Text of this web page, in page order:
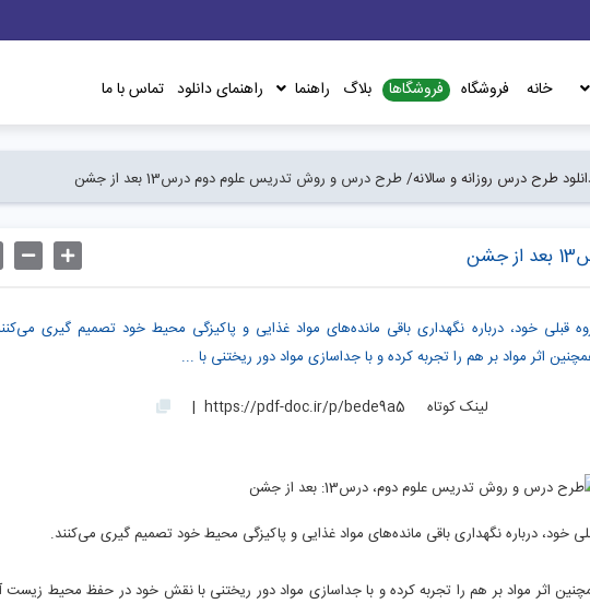
خانه فروشگاه فروشگاها بلاگ راهنما راهنمای دانلود تماس با ما
طرح درس روزانه و سالانه/طرح درس و روش تدریس علوم دوم درس13 بعد از جشن
خود، درباره نگهداری باقی مانده‌های مواد غذایی و پاکیزگی محیط خود تصمیم گیری
اثر مواد بر هم را تجربه کرده و با جداسازی مواد دور ریختنی با ...
لینک کوتاه |
خود، درباره نگهداری باقی مانده‌های مواد غذایی و پاکیزگی محیط خود تصمیم گیری می‌کنند.
اثر مواد بر هم را تجربه کرده و با جداسازی مواد دور ریختنی با نقش خود در حفظ محیط زیست